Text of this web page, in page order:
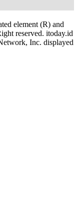
element (R) and
reserved. itoday.id
Inc. displayed